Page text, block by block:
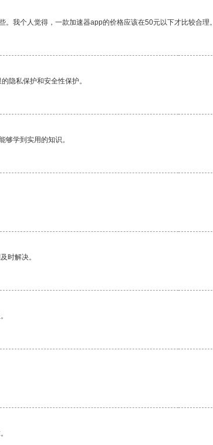
我个人觉得，一款加速器app的价格应该在50元以下才比较合理。
隐私保护和安全性保护。
够学到实用的知识。
时解决。